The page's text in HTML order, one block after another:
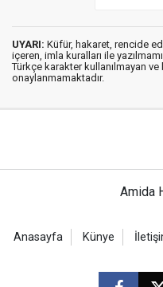
UYARI: Küfür, hakaret, rencide
içeren, imla kuralları ile
Türkçe karakter kullanılmayan
onaylanmamaktadır.
Amida
Anasayfa Künye